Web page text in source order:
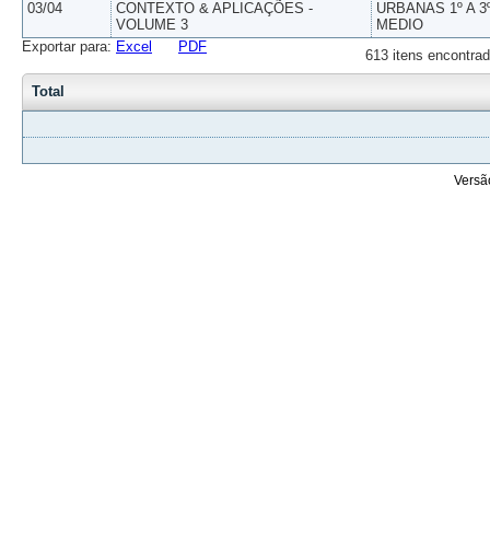
03/04
CONTEXTO & APLICAÇÕES -
VOLUME 3
URBANAS 1º A
MEDIO
613 itens
Exportar para: Excel PDF
Total